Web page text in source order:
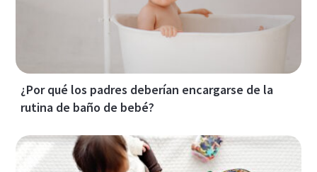
¿Por qué los padres deberían encargarse de la
rutina de baño de bebé?